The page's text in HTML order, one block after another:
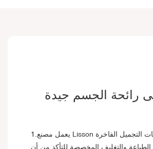
رائحة الجسم جيدة
1.يعمل مصنع Lisson لأنابيب مستحضرات التجميل في صناعة البلاستيك منذ أكثر من 20 عامًا ولن نتجه إلى أي مكان. أنابيب مستحضرات التجميل البلاستيكية المخصصة لدينا مثالية لتعبئة منتجات التجميل الفاخرة
والتغليف المخصصة للتأكد من أن